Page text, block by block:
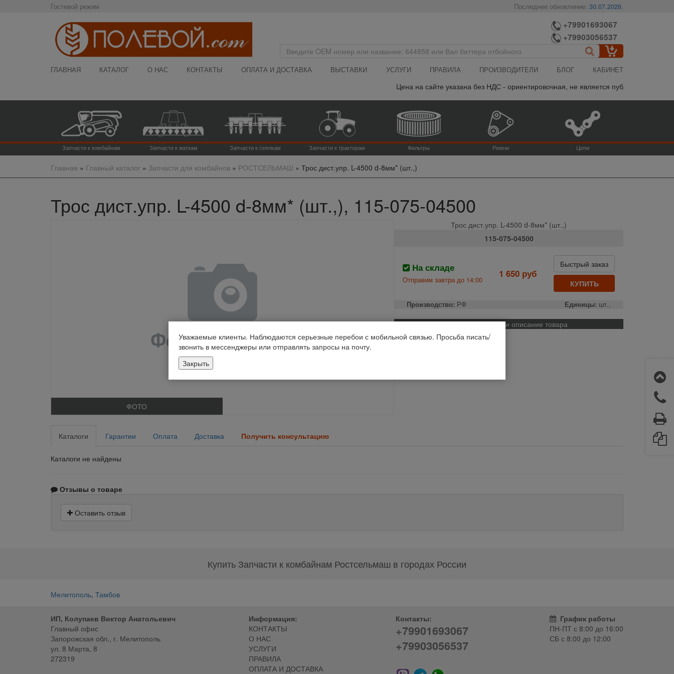
Гостевой режим Последнее обновление:30.07.2026,
+79901693067
+79903056537
ГЛАВНАЯ КАТАЛОГ О НАС КОНТАКТЫ ОПЛАТА И ДОСТАВКА ВЫСТАВКИ УСЛУГИ ПРАВИЛА ПРОИЗВОДИТЕЛИ БЛОГ КАБИНЕТ
Цена на сайте указана без НДС - ориентировочная, не является публичной
Запчасти к комбайнам Запчасти к жаткам Запчасти к сеялкам Запчасти к тракторам Фильтры Ремни Цепи
Главная » Главный каталог» Запчасти для комбайнов» РОСТСЕЛЬМАШ » Трос дист.упр. L-4500 d-8мм* (шт.,)
Трос дист.упр. L-4500 d-8мм* (шт.,), 115-075-04500
ФОТО
Трос дист.упр. L-4500 d-8мм* (шт.,)
115-075-04500
На складе
Отправим завтра до 14:00
1 650 руб
Быстрый заказ
КУПИТЬ
Производство: РФ Единицы: шт.,
Применяемость и описание товара
Код 1С: 99764
Каталоги Гарантии Оплата Доставка Получить консультацию
Каталоги не найдены
Отзывы о товаре
Оставить отзыв
Купить Запчасти к комбайнам Ростсельмаш в городах России
Мелитополь, Тамбов
ИП, Колупаев Виктор Анатольевич
Главный офис
Запорожская обл., г. Мелитополь
ул. 8 Марта, 8
272319
Информация:
КОНТАКТЫ
О НАС
УСЛУГИ
ПРАВИЛА
ОПЛАТА И ДОСТАВКА
Контакты:
+79901693067
+79903056537
График работы
ПН-ПТ с8:00 до 16:00
СБ с8:00 до 12:00
Уважаемые клиенты. Наблюдаются серьезные перебои с мобильной связью. Просьба писать/
звонить в мессенджеры или отправлять запросы на почту.
Закрыть